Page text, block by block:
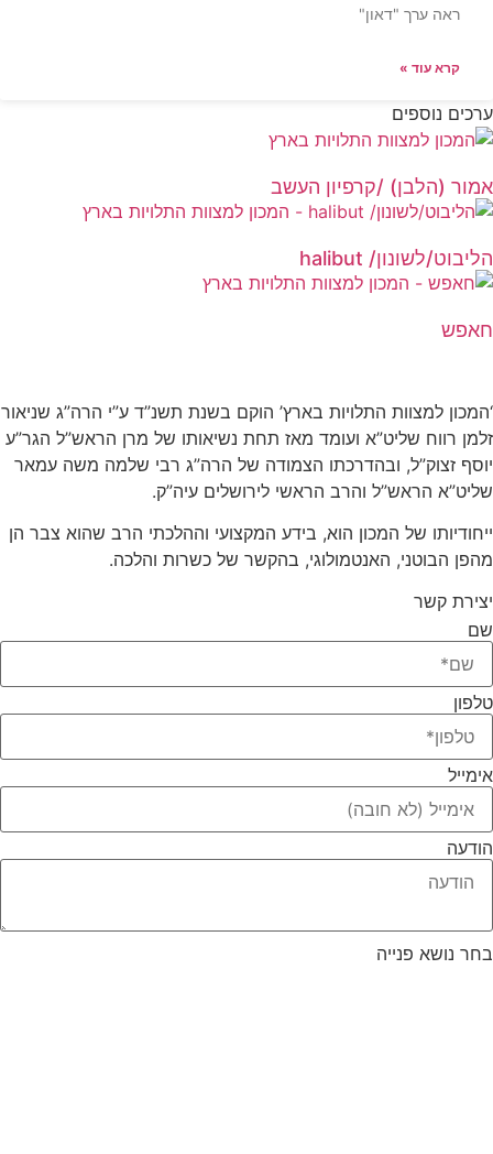
ראה ערך "דאון"
קרא עוד »
ערכים נוספים
אמור (הלבן) /קרפיון העשב
הליבוט/לשונון/ halibut
חאפש
‘המכון למצוות התלויות בארץ’ הוקם בשנת תשנ”ד ע”י הרה”ג שניאור
זלמן רווח שליט”א ועומד מאז תחת נשיאותו של מרן הראש”ל הגר”ע
יוסף זצוק”ל, ובהדרכתו הצמודה של הרה”ג רבי שלמה משה עמאר
שליט”א הראש”ל והרב הראשי לירושלים עיה”ק.
ייחודיותו של המכון הוא, בידע המקצועי וההלכתי הרב שהוא צבר הן
מהפן הבוטני, האנטמולוגי, בהקשר של כשרות והלכה.
יצירת קשר
שם
טלפון
אימייל
הודעה
בחר נושא פנייה